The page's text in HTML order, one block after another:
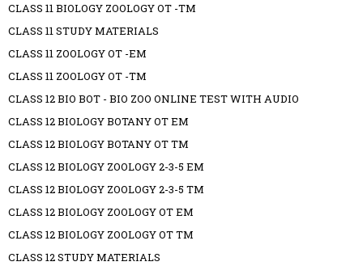
CLASS 11 BIOLOGY ZOOLOGY OT -TM
CLASS 11 STUDY MATERIALS
CLASS 11 ZOOLOGY OT -EM
CLASS 11 ZOOLOGY OT -TM
CLASS 12 BIO BOT - BIO ZOO ONLINE TEST WITH AUDIO
CLASS 12 BIOLOGY BOTANY OT EM
CLASS 12 BIOLOGY BOTANY OT TM
CLASS 12 BIOLOGY ZOOLOGY 2-3-5 EM
CLASS 12 BIOLOGY ZOOLOGY 2-3-5 TM
CLASS 12 BIOLOGY ZOOLOGY OT EM
CLASS 12 BIOLOGY ZOOLOGY OT TM
CLASS 12 STUDY MATERIALS